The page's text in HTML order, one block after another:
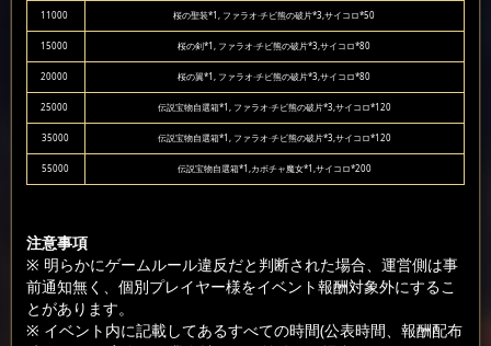
11000 桜の聖装*1, ファラオ·チビ熊の破片*3,サイコロ*50
15000 桜の剣*1, ファラオ·チビ熊の破片*3,サイコロ*80
20000 桜の翼*1, ファラオ·チビ熊の破片*3,サイコロ*80
25000 伝説宝物自選箱*1, ファラオ·チビ熊の破片*3,サイコロ*120
35000 伝説宝物自選箱*1, ファラオ·チビ熊の破片*3,サイコロ*120
55000 伝説宝物自選箱*1,カボチャ魔女*1,サイコロ*200
注意事項
※ 明らかにゲームルール違反だと判断された場合、運営側は事
前通知無く、個別プレイヤー様をイベント報酬対象外にするこ
とがあります。
※ イベント内に記載してあるすべての時間(公表時間、報酬配布